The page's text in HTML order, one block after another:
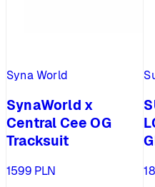
Syna World
SynaWorld x
Central Cee OG
Tracksuit
1599 PLN